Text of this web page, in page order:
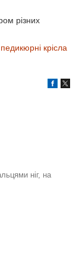
різних
педикюрні крісла
ніг, на